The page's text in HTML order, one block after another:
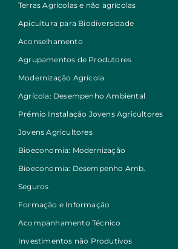
Terras Agrícolas e não agrícolas
Apicultura para Biodiversidade
Aconselhamento
Agrupamentos de Produtores
Modernização Agrícola
Agrícola: Desempenho Ambiental
Prémio Instalação Jovens Agricultores
Jovens Agricultores
Bioeconomia: Modernização
Bioeconomia: Desempenho Amb.
Seguros
Formação e Informação
Acompanhamento Técnico
Investimentos não Produtivos